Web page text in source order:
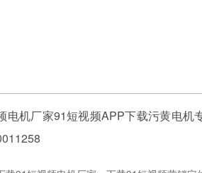
电机厂家91短视频APP下载污黄电